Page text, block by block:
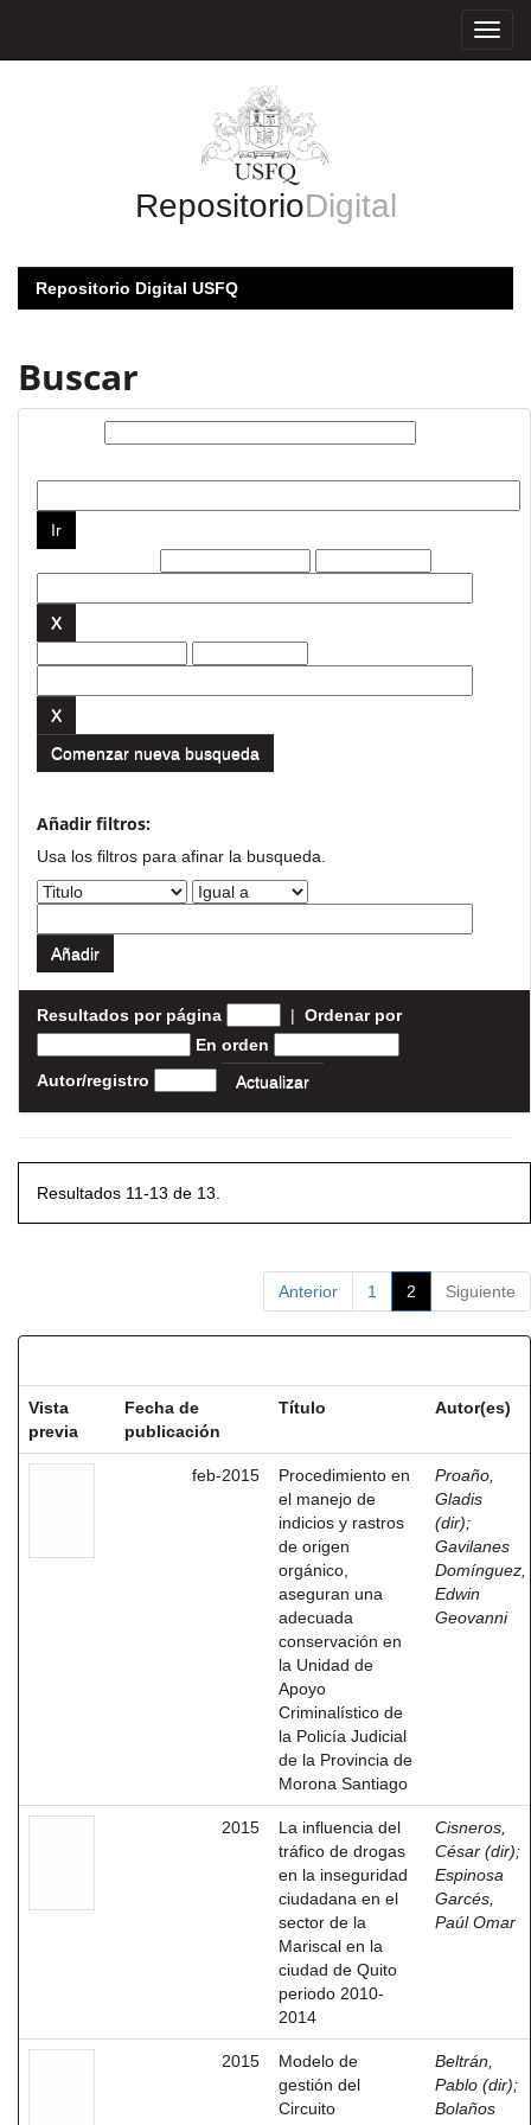
RepositorioDigital
Repositorio Digital USFQ
Buscar
Comenzar nueva busqueda
Añadir filtros:
Usa los filtros para afinar la busqueda.
Resultados por página | Ordenar por
En orden
Autor/registro
Resultados 11-13 de 13.
Anterior 1 2 Siguiente
Vista
previa
Fecha de
publicación
Título Autor(es)
feb-2015
Procedimiento en
el manejo de
indicios y rastros
de origen
orgánico,
aseguran una
adecuada
conservación en
la Unidad de
Apoyo
Criminalístico de
la Policía Judicial
de la Provincia de
Morona Santiago
Proaño,
Gladis
(dir);
Gavilanes
Domínguez,
Edwin
Geovanni
2015
La influencia del
tráfico de drogas
en la inseguridad
ciudadana en el
sector de la
Mariscal en la
ciudad de Quito
periodo 2010-
2014
Cisneros,
César (dir);
Espinosa
Garcés,
Paúl Omar
2015
Modelo de
gestión del
Circuito
Beltrán,
Pablo (dir);
Bolaños